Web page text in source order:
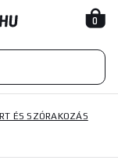
0
ÉS SZÓRAKOZÁS